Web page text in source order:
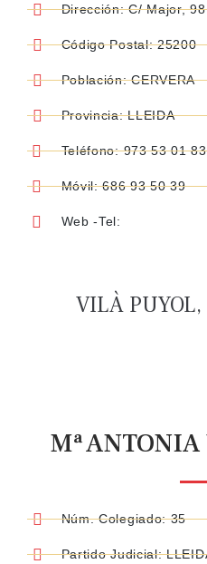
Dirección: C/ Major, 98
Código Postal: 25200
Población: CERVERA
Provincia: LLEIDA
Teléfono: 973 53 01 83
Móvil: 686 93 50 39
Web -Tel:
VILÀ
Mª
Núm. Colegiado: 35
Partido Judicial: